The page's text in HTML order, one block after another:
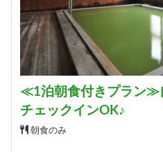
≪1泊朝食付きプラン≫
チェックインOK♪
朝食のみ